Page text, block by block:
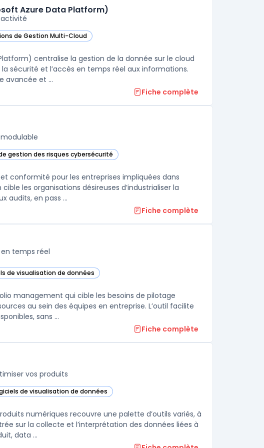
Azure Data Platform)
dans cette catégorie
de Gestion Multi-Cloud
Intelligent Data Platform (Microsoft Azure Data Platform) dans cette
dans cette catégorie
centralise la gestion de la donnée sur le cloud
sécurité et l’accès en temps réel aux informations.
Cette plateforme réunit bases de données, outils d’analyse avancée et ...
Fiche complète
gestion des risques cybersécurité
dans cette catégorie
conformité pour les entreprises impliquées dans
les organisations désireuses d’industrialiser la
audits, en pass ...
Fiche complète
temps réel
de visualisation de données
dans cette catégorie
management qui cible les besoins de pilotage
au sein des équipes en entreprise. L’outil facilite
sans ...
Fiche complète
vos produits
de visualisation de données
dans cette catégorie
numériques recouvre une palette d’outils variés, à
sur la collecte et l’interprétation des données liées à
data ...